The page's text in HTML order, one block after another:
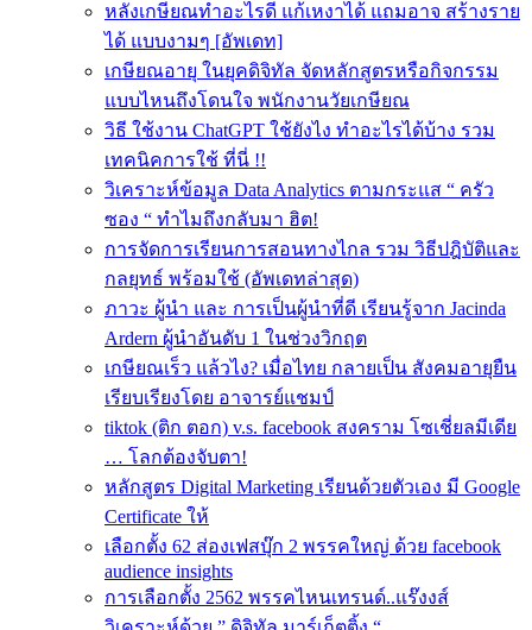
หลังเกษียณทําอะไรดี แก้เหงาได้ แถมอาจ สร้างราย
ได้ แบบงามๆ [อัพเดท]
เกษียณอายุ ในยุคดิจิทัล จัดหลักสูตรหรือกิจกรรม
แบบไหนถึงโดนใจ พนักงานวัยเกษียณ
วิธี ใช้งาน ChatGPT ใช้ยังไง ทำอะไรได้บ้าง รวม
เทคนิคการใช้ ที่นี่ !!
วิเคราะห์ข้อมูล Data Analytics ตามกระแส “ ครัว
ซอง “ ทำไมถึงกลับมา ฮิต!
การจัดการเรียนการสอนทางไกล รวม วิธีปฎิบัติและ
กลยุทธ์ พร้อมใช้ (อัพเดทล่าสุด)
ภาวะ ผู้นำ และ การเป็นผู้นำที่ดี เรียนรู้จาก Jacinda
Ardern ผู้นำอันดับ 1 ในช่วงวิกฤต
เกษียณเร็ว แล้วไง? เมื่อไทย กลายเป็น สังคมอายุยืน
เรียบเรียงโดย อาจารย์แชมป์
tiktok (ติก ตอก) v.s. facebook สงคราม โซเชี่ยลมีเดีย
… โลกต้องจับตา!
หลักสูตร Digital Marketing เรียนด้วยตัวเอง มี Google
Certificate ให้
เลือกตั้ง 62 ส่องเฟสบุ๊ก 2 พรรคใหญ่ ด้วย facebook
audience insights
การเลือกตั้ง 2562 พรรคไหนเทรนด์..แร๊งงส์